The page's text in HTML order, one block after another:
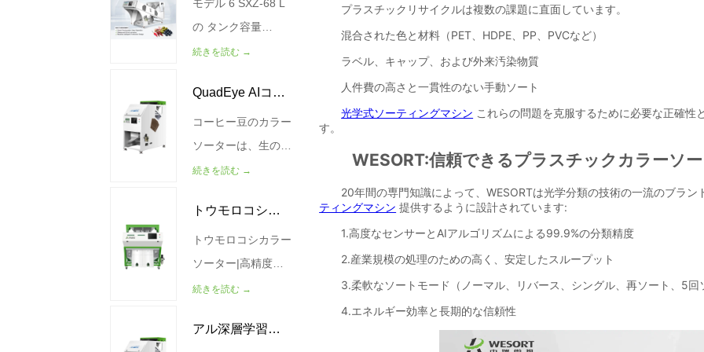
ーターが主に表面欠
陥を検出するのに対
ソーティング技術は
製品内部に浸透し
て、従来のソーティ
ング装置では検出で
異物を特定します。
高品質の食品加工業
界向けに設計された
X線カラーソーター
シーフード、穀物、
空気源の圧力
（MPa） 0.4-0.6 重
量(kg) 990 サイズ
2966*2912*2058
ソーター
モデル 6 SXZ-68 L
の タンク容量
(kG/H) 250-400 空
0.6 0.6 電力 (Kw)
1.3 サイズ(MM)
1140*1931*1179 重
量(kg) 310
続きを読む →
QuadEye AIコー
ヒー豆選別機
コーヒー豆のカラー
ソーターは、生のコ
ーヒー豆と焙煎され
から、悪い豆、カビ
の生えた豆、ひびの
入った豆、殻付きの
豆、虫食い豆、木く
るAI搭載の視覚認識
続きを読む →
トウモロコシ色
選別機
トウモロコシカラー
ソーター|高精度光
学選別機 製品説明
ラーソーターは、高
続きを読む →
アル深層学習四